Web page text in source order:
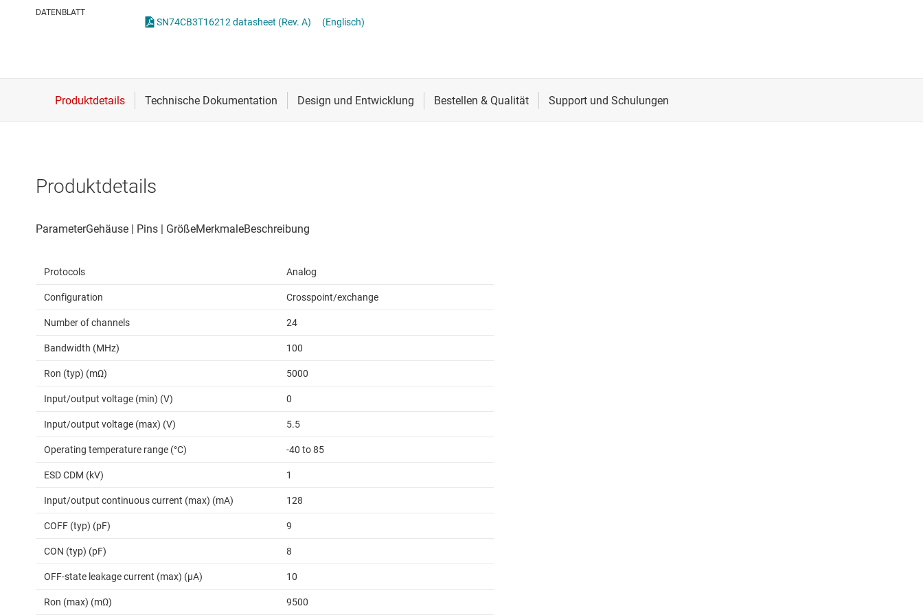
Isolierung Verstärker
DATENBLATT
SN74CB3T16212 datasheet (Rev. A) (Englisch)
Produktdetails
Protocols Analog
Configuration Crosspoint/exchange
Number of channels 24
Bandwidth (MHz) 100
Ron (typ) (mΩ) 5000
Input/output voltage (min) (V) 0
Input/output voltage (max) (V) 5.5
Operating temperature range (°C) -40 to 85
ESD CDM (kV) 1
Input/output continuous current (max) (mA) 128
COFF (typ) (pF) 9
CON (typ) (pF) 8
OFF-state leakage current (max) (µA) 10
Ron (max) (mΩ) 9500